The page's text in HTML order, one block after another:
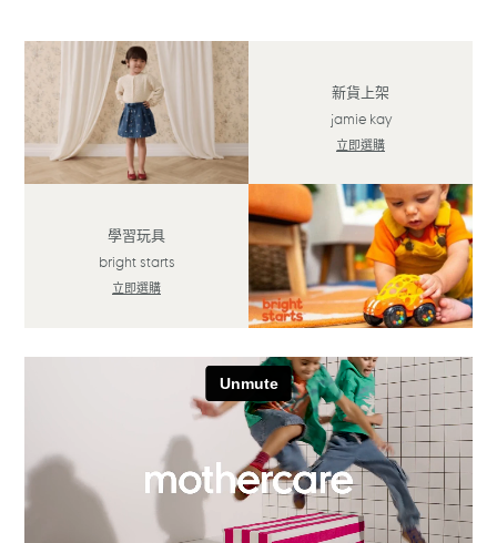
新貨上架
jamie kay
立即選購
學習玩具
bright starts
立即選購